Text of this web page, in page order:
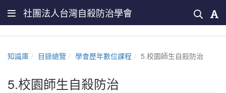
社團法人台灣自殺防治學會
知識庫 目錄總覽 學會歷年數位課程 5.校園師生自殺防治
5.校園師生自殺防治